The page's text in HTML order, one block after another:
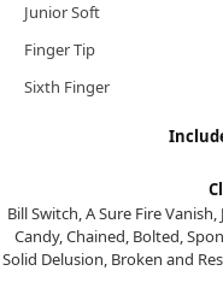
Junior Soft
Finger Tip
Sixth Finger
Bill Switch, A Sure Fire
Candy, Chained, Bolted,
Solid Delusion, Broken and